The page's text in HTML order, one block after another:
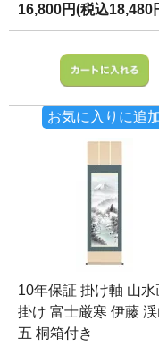
16,800円(税込18,480
お気に入りに追
10年保証 掛け軸 山水
掛け 富士厳寒 伊藤 渓
五 桐箱付き